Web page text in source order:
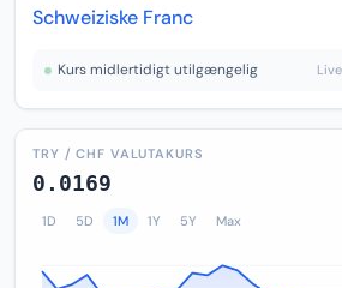
Schweiziske Franc
Kurs midlertidigt utilgængelig Live
TRY / CHF VALUTAKURS
0.0169
1D 5D 1M 1Y 5Y Max